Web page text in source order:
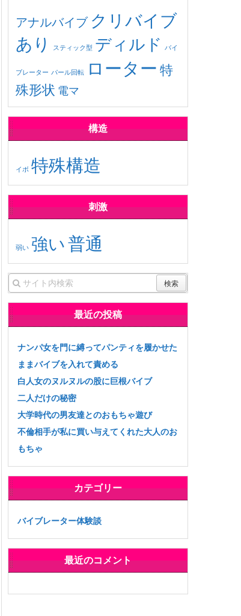
アナルバイブ クリバイブ
あり
スティック型 ディルド バイ
ブレーター パール回転 ローター 特
殊形状 電マ
構造
イボ 特殊構造
刺激
弱い 強い普通
最近の投稿
ナンパ女を門に縛ってパンティを履かせた
ままバイブを入れて責める
白人女のヌルヌルの股に巨根バイブ
二人だけの秘密
大学時代の男友達とのおもちゃ遊び
不倫相手が私に買い与えてくれた大人のお
もちゃ
カテゴリー
バイブレーター体験談
最近のコメント